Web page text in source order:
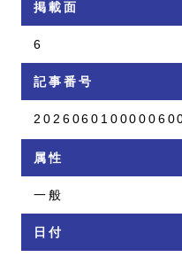
掲載面
6
記事番号
属性
一般
日付